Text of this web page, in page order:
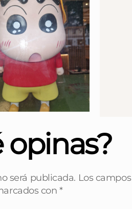
opinas?
será publicada. Los campos
con*